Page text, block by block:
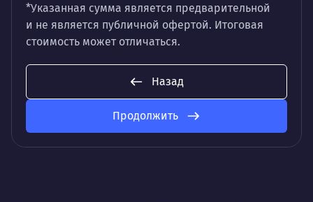
*Указанная сумма является предварительной
и не является публичной офертой. Итоговая
стоимость может отличаться.
Назад
Продолжить